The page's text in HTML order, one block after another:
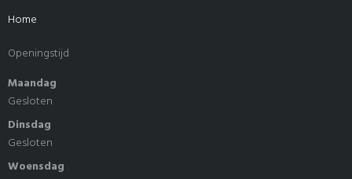
Home
Openingstijd
Maandag
Gesloten
Dinsdag
Gesloten
Woensdag